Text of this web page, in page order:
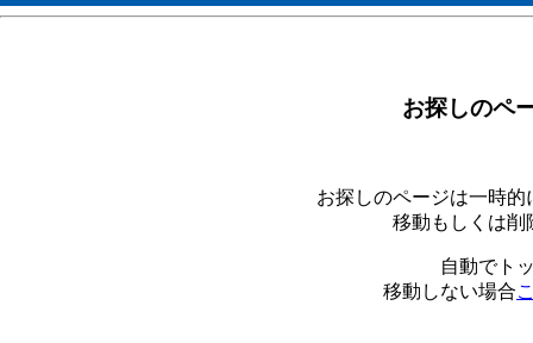
お探しのペ
お探しのページは一時
移動もしくは削
自動でト
移動しない場合